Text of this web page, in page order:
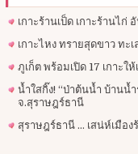
เกาะร้านเป็ด เกาะร้านไ
เกาะไหง ทรายสุดขาว ทะ
ภูเก็ต พร้อมเปิด 17 เกาะใ
น้ำใสกิ๊ง! “ป่าต้นน้ำ บ้านน้
จ.สุราษฎร์ธานี
สุราษฎร์ธานี … เสน่ห์เมือง